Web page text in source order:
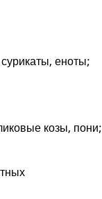
еноты;
козы, пони;